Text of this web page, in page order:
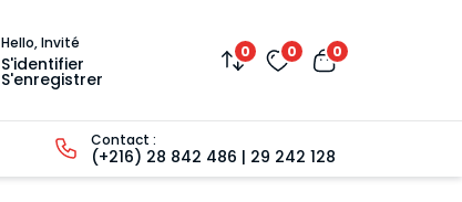
Hello, Invité
S'identifier
S'enregistrer
0 0 0
Contact :
(+216) 28 842 486 | 29 242 128